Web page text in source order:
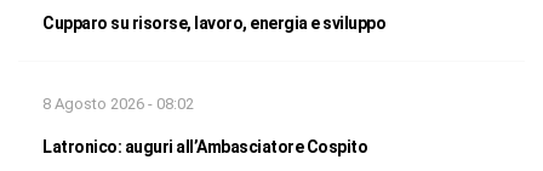
Cupparo su risorse, lavoro, energia e sviluppo
8 Agosto 2026 - 08:02
Latronico: auguri all’Ambasciatore Cospito